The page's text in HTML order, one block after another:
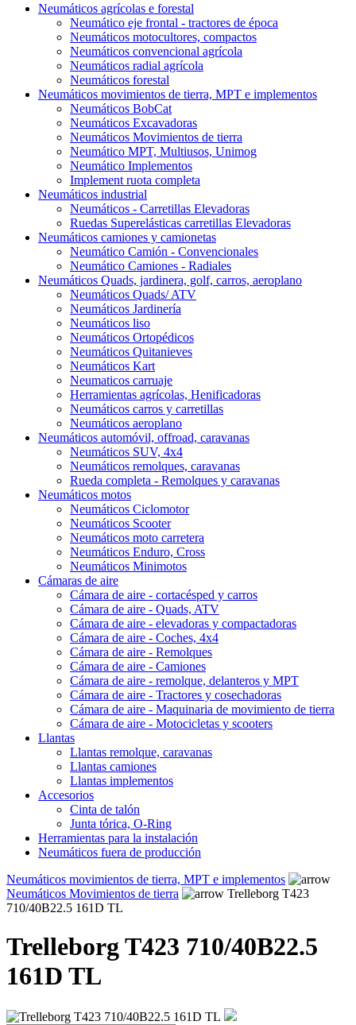
Neumáticos agrícolas e forestal
Neumático eje frontal - tractores de época
Neumáticos motocultores, compactos
Neumáticos convencional agrícola
Neumáticos radial agrícola
Neumáticos forestal
Neumáticos movimientos de tierra, MPT e implementos
Neumáticos BobCat
Neumáticos Excavadoras
Neumáticos Movimientos de tierra
Neumático MPT, Multiusos, Unimog
Neumático Implementos
Implement ruota completa
Neumáticos industrial
Neumáticos - Carretillas Elevadoras
Ruedas Superelásticas carretillas Elevadoras
Neumáticos camiones y camionetas
Neumático Camión - Convencionales
Neumático Camiones - Radiales
Neumáticos Quads, jardinera, golf, carros, aeroplano
Neumáticos Quads/ ATV
Neumáticos Jardinería
Neumáticos liso
Neumáticos Ortopédicos
Neumáticos Quitanieves
Neumáticos Kart
Neumaticos carruaje
Herramientas agrícolas, Henificadoras
Neumáticos carros y carretillas
Neumáticos aeroplano
Neumáticos automóvil, offroad, caravanas
Neumáticos SUV, 4x4
Neumáticos remolques, caravanas
Rueda completa - Remolques y caravanas
Neumáticos motos
Neumáticos Ciclomotor
Neumáticos Scooter
Neumáticos moto carretera
Neumáticos Enduro, Cross
Neumáticos Minimotos
Cámaras de aire
Cámara de aire - cortacésped y carros
Cámara de aire - Quads, ATV
Cámara de aire - elevadoras y compactadoras
Cámara de aire - Coches, 4x4
Cámara de aire - Remolques
Cámara de aire - Camiones
Cámara de aire - remolque, delanteros y MPT
Cámara de aire - Tractores y cosechadoras
Cámara de aire - Maquinaria de movimiento de tierra
Cámara de aire - Motocicletas y scooters
Llantas
Llantas remolque, caravanas
Llantas camiones
Llantas implementos
Accesorios
Cinta de talón
Junta tórica, O-Ring
Herramientas para la instalación
Neumáticos fuera de producción
Neumáticos movimientos de tierra, MPT e implementos
Neumáticos Movimientos de tierra
Trelleborg T423
710/40B22.5 161D TL
Trelleborg T423 710/40B22.5
161D TL